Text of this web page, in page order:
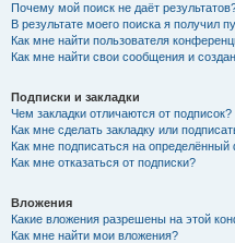
Почему мой поиск не даёт
В результате моего поиска я получил
Как мне найти пользователя
Как мне найти свои сообщения и
Подписки и закладки
Чем закладки отличаются от подписок?
Как мне сделать закладку или
Как мне подписаться на
Как мне отказаться от подписки?
Вложения
Какие вложения разрешены на этой
Как мне найти мои вложения?